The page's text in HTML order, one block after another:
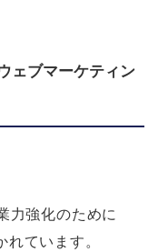
ェブマーケティン
力強化のために
ています。